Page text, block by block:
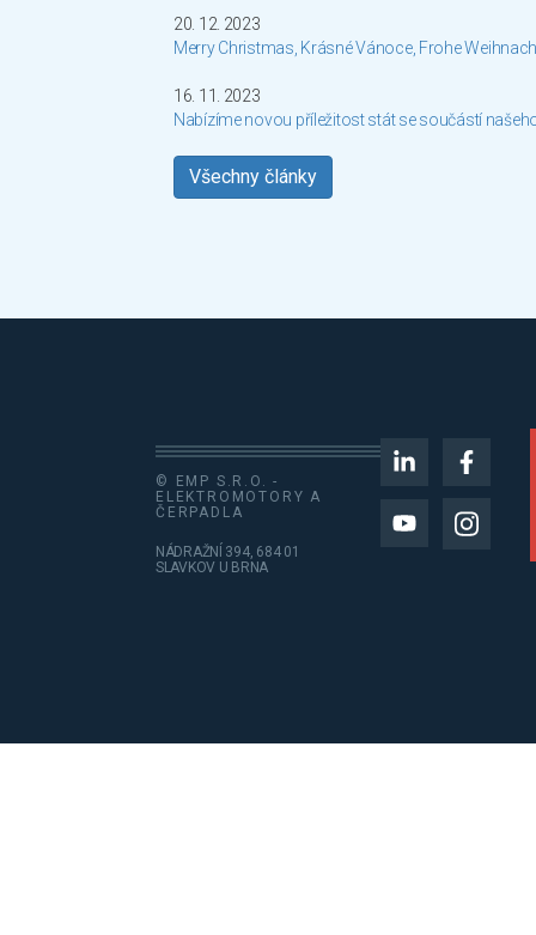
20. 12. 2023
Merry Christmas, Krásné Vánoce, Frohe
16. 11. 2023
Nabízíme novou příležitost stát se součástí
Všechny články
© EMP S.R.O. -
ELEKTROMOTORY A
ČERPADLA
NÁDRAŽNÍ 394, 684 01
SLAVKOV U BRNA